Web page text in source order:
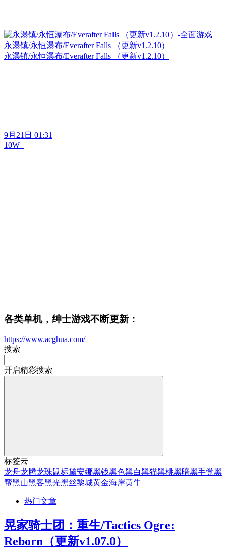
永瀑镇/永恒瀑布/Everafter Falls （更新v1.2.10）
永瀑镇/永恒瀑布/Everafter Falls （更新v1.2.10）
9月21日 01:31
10W+
各类单机，绅士游戏不断更新：
https://www.acghua.com/
搜索
开启精彩搜索
标签云
龙舟龙腾龙珠鼠标黛安娜黑钱黑色黑白黑猫黑桃黑暗黑手党黑
帮黑山黑客黑光黑丝黎城黄金海岸黄牛
热门文章
晃家骑士团：重生/Tactics Ogre:
Reborn（更新v1.07.0）